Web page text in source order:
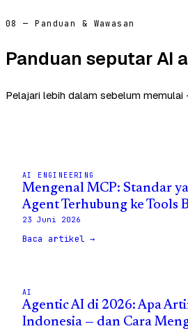
08 — Panduan & Wawasan
Panduan seputar AI
Pelajari lebih dalam sebelum
AI ENGINEERING
Mengenal MCP: Standar
Agent Terhubung ke Tools
23 Juni 2026
Baca artikel →
AI
Agentic AI di 2026: Apa
Indonesia — dan Cara